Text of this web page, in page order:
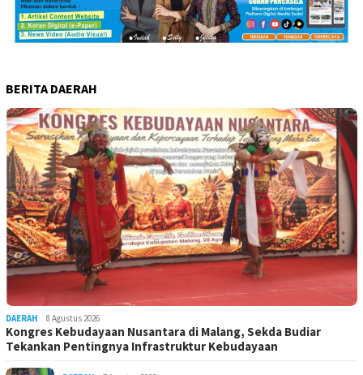
BERITA DAERAH
DAERAH 8 Agustus 2026
Kongres Kebudayaan Nusantara di Malang, Sekda Budiar
Tekankan Pentingnya Infrastruktur Kebudayaan